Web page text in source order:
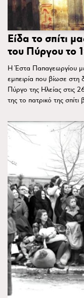
Είδα το σπίτι
του Πύργου το
Η Έστα Παπαγεωργίου
εμπειρία που βίωσε στη
Πύργο της Ηλείας στις
της το πατρικό της σπίτι